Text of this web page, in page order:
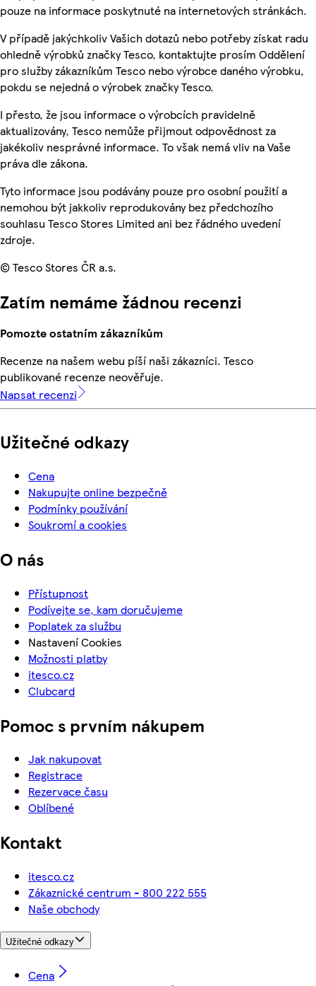
pouze na informace poskytnuté na internetových stránkách.
V případě jakýchkoliv Vašich dotazů nebo potřeby získat radu
ohledně výrobků značky Tesco, kontaktujte prosím Oddělení
pro služby zákazníkům Tesco nebo výrobce daného výrobku,
pokdu se nejedná o výrobek značky Tesco.
I přesto, že jsou informace o výrobcích pravidelně
aktualizovány, Tesco nemůže přijmout odpovědnost za
jakékoliv nesprávné informace. To však nemá vliv na Vaše
práva dle zákona.
Tyto informace jsou podávány pouze pro osobní použití a
nemohou být jakkoliv reprodukovány bez předchozího
souhlasu Tesco Stores Limited ani bez řádného uvedení
zdroje.
© Tesco Stores ČR a.s.
Zatím nemáme žádnou recenzi
Pomozte ostatním zákazníkům
Recenze na našem webu píší naši zákazníci. Tesco
publikované recenze neověřuje.
Napsat recenzi
Užitečné odkazy
Cena
Nakupujte online bezpečně
Podmínky používání
Soukromí a cookies
O nás
Přístupnost
Podívejte se, kam doručujeme
Poplatek za službu
Nastavení Cookies
Možnosti platby
itesco.cz
Clubcard
Pomoc s prvním nákupem
Jak nakupovat
Registrace
Rezervace času
Oblíbené
Kontakt
itesco.cz
Zákaznické centrum - 800 222 555
Naše obchody
Užitečné odkazy
Cena